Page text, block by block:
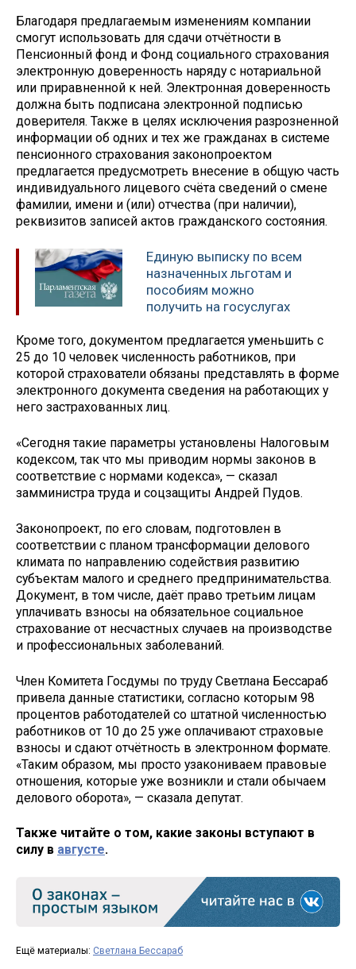
Благодаря предлагаемым изменениям компании
смогут использовать для сдачи отчётности в
Пенсионный фонд и Фонд социального страхования
электронную доверенность наряду с нотариальной
или приравненной к ней. Электронная доверенность
должна быть подписана электронной подписью
доверителя. Также в целях исключения разрозненной
информации об одних и тех же гражданах в системе
пенсионного страхования законопроектом
предлагается предусмотреть внесение в общую часть
индивидуального лицевого счёта сведений о смене
фамилии, имени и (или) отчества (при наличии),
реквизитов записей актов гражданского состояния.
Единую выписку по всем
назначенных льготам и
пособиям можно
получить на госуслугах
Кроме того, документом предлагается уменьшить с
25 до 10 человек численность работников, при
которой страхователи обязаны представлять в форме
электронного документа сведения на работающих у
него застрахованных лиц.
«Сегодня такие параметры установлены Налоговым
кодексом, так что мы приводим нормы законов в
соответствие с нормами кодекса», — сказал
замминистра труда и соцзащиты Андрей Пудов.
Законопроект, по его словам, подготовлен в
соответствии с планом трансформации делового
климата по направлению содействия развитию
субъектам малого и среднего предпринимательства.
Документ, в том числе, даёт право третьим лицам
уплачивать взносы на обязательное социальное
страхование от несчастных случаев на производстве
и профессиональных заболеваний.
Член Комитета Госдумы по труду Светлана Бессараб
привела данные статистики, согласно которым 98
процентов работодателей со штатной численностью
работников от 10 до 25 уже оплачивают страховые
взносы и сдают отчётность в электронном формате.
«Таким образом, мы просто узакониваем правовые
отношения, которые уже возникли и стали обычаем
делового оборота», — сказала депутат.
Также читайте о том, какие законы вступают в
силу в августе.
Ещё материалы: Светлана Бессараб